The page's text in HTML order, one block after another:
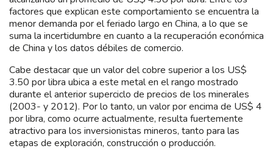
factores que explican este comportamiento se encuentra la
menor demanda por el feriado largo en China, a lo que se
suma la incertidumbre en cuanto a la recuperación económica
de China y los datos débiles de comercio.
Cabe destacar que un valor del cobre superior a los US$
3.50 por libra ubica a este metal en el rango mostrado
durante el anterior superciclo de precios de los minerales
(2003- y 2012). Por lo tanto, un valor por encima de US$ 4
por libra, como ocurre actualmente, resulta fuertemente
atractivo para los inversionistas mineros, tanto para las
etapas de exploración, construcción o producción.